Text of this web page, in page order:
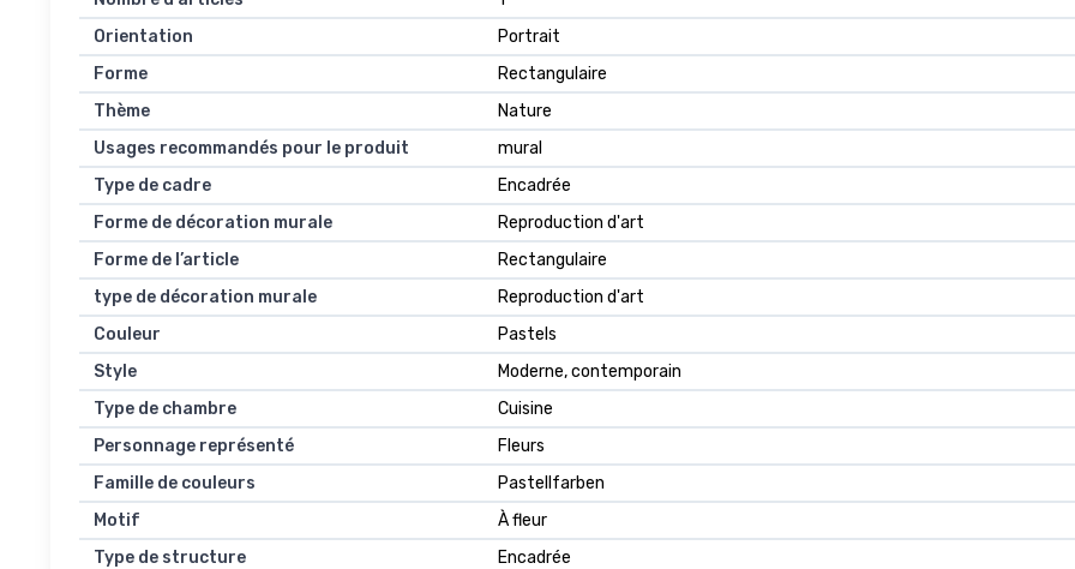
Orientation
Portrait
Forme
Rectangulaire
Thème
Nature
Usages recommandés pour le produit
mural
Type de cadre
Encadrée
Forme de décoration murale
Reproduction d'art
Forme de l’article
Rectangulaire
type de décoration murale
Reproduction d'art
Couleur
Pastels
Style
Moderne, contemporain
Type de chambre
Cuisine
Personnage représenté
Fleurs
Famille de couleurs
Pastellfarben
Motif
À fleur
Type de structure
Encadrée